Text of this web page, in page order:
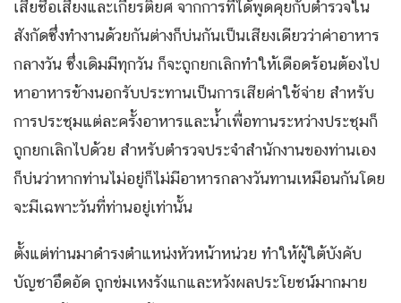
เสียชื่อเสียงและเกียรติยศ จากการที่ได้พูดคุยกับตำรวจใน
สังกัดซึ่งทำงานด้วยกันต่างก็บ่นกันเป็นเสียงเดียวว่าค่าอาหาร
กลางวัน ซึ่งเดิมมีทุกวัน ก็จะถูกยกเลิกทำให้เดือดร้อนต้องไป
หาอาหารข้างนอกรับประทานเป็นการเสียค่าใช้จ่าย สำหรับ
การประชุมแต่ละครั้งอาหารและน้ำเพื่อทานระหว่างประชุมก็
ถูกยกเลิกไปด้วย สำหรับตำรวจประจำสำนักงานของท่านเอง
ก็บ่นว่าหากท่านไม่อยู่ก็ไม่มีอาหารกลางวันทานเหมือนกันโดย
จะมีเฉพาะวันที่ท่านอยู่เท่านั้น
ตั้งแต่ท่านมาดำรงตำแหน่งหัวหน้าหน่วย ทำให้ผู้ใต้บังคับ
บัญชาอึดอัด ถูกข่มเหงรังแกและหวังผลประโยชน์มากมาย